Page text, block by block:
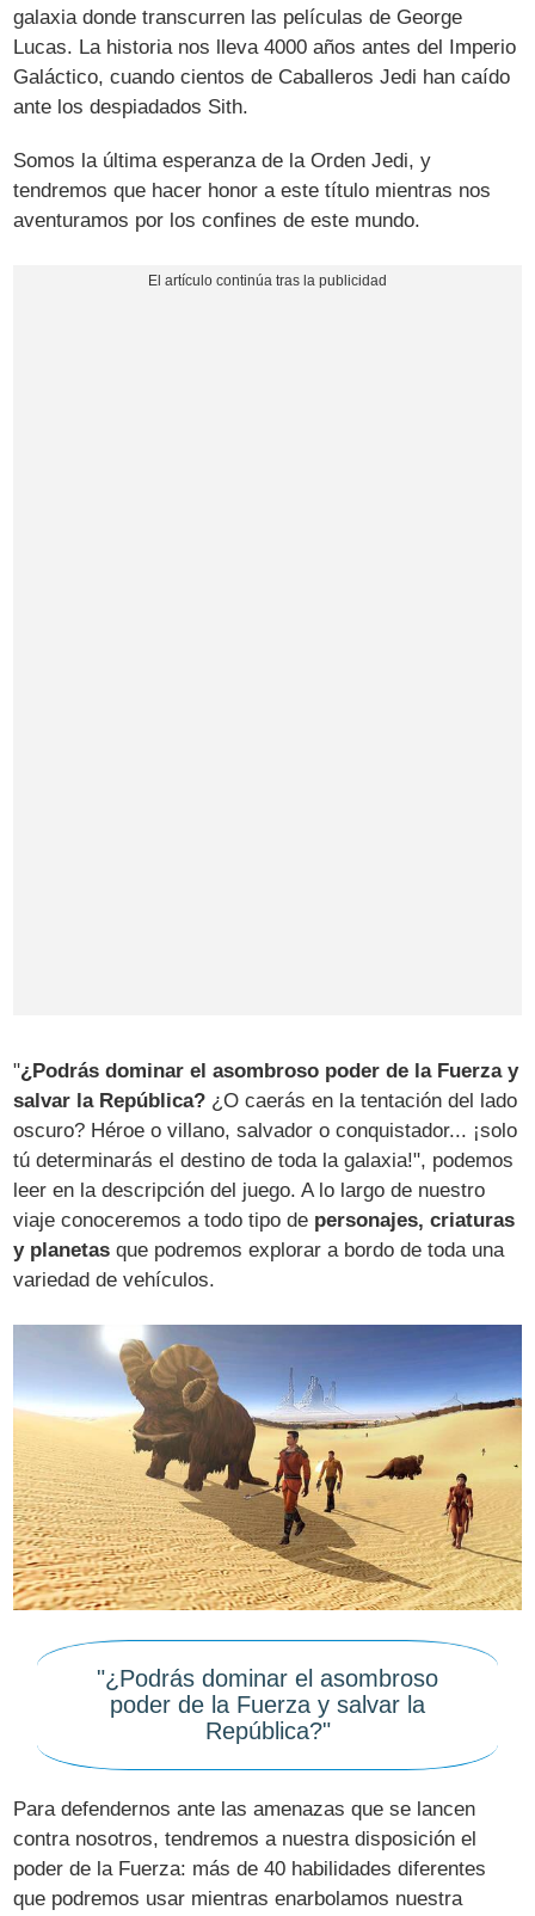
galaxia donde transcurren las películas de George
Lucas. La historia nos lleva 4000 años antes del Imperio
Galáctico, cuando cientos de Caballeros Jedi han caído
ante los despiadados Sith.
Somos la última esperanza de la Orden Jedi, y
tendremos que hacer honor a este título mientras nos
aventuramos por los confines de este mundo.
"¿Podrás dominar el asombroso poder de la Fuerza y
salvar la República? ¿O caerás en la tentación del lado
oscuro? Héroe o villano, salvador o conquistador... ¡solo
tú determinarás el destino de toda la galaxia!", podemos
leer en la descripción del juego. A lo largo de nuestro
viaje conoceremos a todo tipo de personajes, criaturas
y planetas que podremos explorar a bordo de toda una
variedad de vehículos.
"¿Podrás dominar el asombroso
poder de la Fuerza y salvar la
República?"
Para defendernos ante las amenazas que se lancen
contra nosotros, tendremos a nuestra disposición el
poder de la Fuerza: más de 40 habilidades diferentes
que podremos usar mientras enarbolamos nuestra